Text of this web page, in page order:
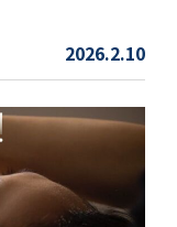
2026.2.10